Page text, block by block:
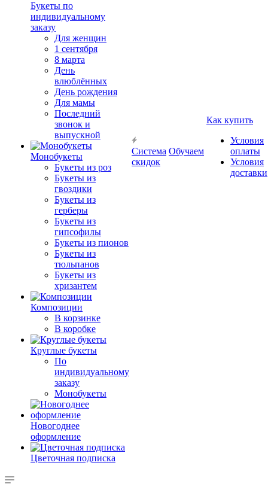
Букеты по
индивидуальному
заказу
Для женщин
1 сентября
8 марта
День
влюблённых
День рождения
Для мамы
Последний
звонок и
выпускной
Монобукеты
Букеты из роз
Букеты из
гвоздики
Букеты из
герберы
Букеты из
гипсофилы
Букеты из пионов
Букеты из
тюльпанов
Букеты из
хризантем
Композиции
В корзинке
В коробке
Круглые букеты
По
индивидуальному
заказу
Монобукеты
Новогоднее
оформление
Цветочная подписка
Система
скидок
Обучаем
Как купить
Условия
оплаты
Условия
доставки